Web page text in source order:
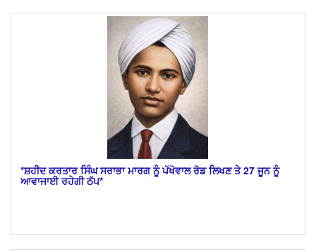
*ਸ਼ਹੀਦ ਕਰਤਾਰ ਸਿੰਘ ਸਰਾਭਾ ਮਾਰਗ ਨੂੰ ਪੱਖੋਵਾਲ ਰੋਡ ਲਿਖਣ ਤੇ 27 ਜੂਨ ਨੂੰ
ਆਵਾਜਾਈ ਰਹੇਗੀ ਠੱਪ*